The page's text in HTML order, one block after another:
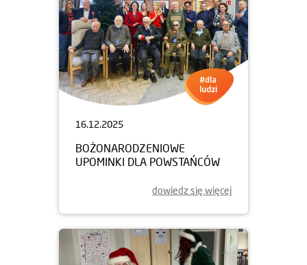
16.12.2025
BOŻONARODZENIOWE
UPOMINKI DLA POWSTAŃCÓW
dowiedz się więcej